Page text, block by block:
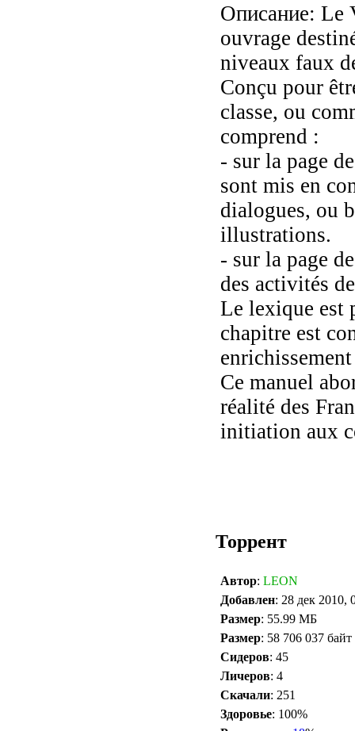
Описание: Le
ouvrage
niveaux faux
Conçu pour
classe, ou
comprend :
- sur la page
sont mis en
dialogues, ou
illustrations.
- sur la page
des activités
Le lexique est
chapitre est
Ce manuel
réalité des
initiation aux
Торрент
Автор: LEON
Добавлен: 28 дек 2010,
Размер: 55.99 МБ
Размер: 58 706 037 байт
Сидеров: 45
Личеров: 4
Скачали: 251
Здоровье: 100%